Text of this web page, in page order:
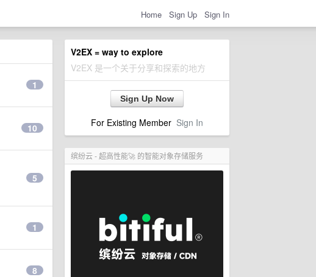
Home Sign Up Sign In
V2EX = way to explore
V2EX 是一个关于分享和探索的地方
Sign Up Now
For Existing Member Sign In
缤纷云 - 超高性能🚀 的智能对象存储服务
1
10
5
1
8